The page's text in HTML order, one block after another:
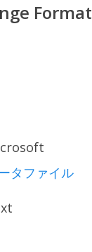
Format
タファイル